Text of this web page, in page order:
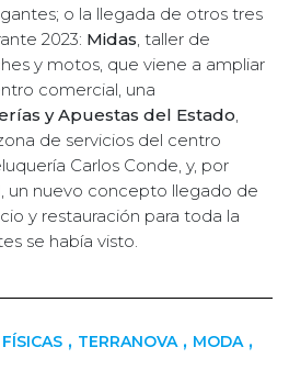
o la llegada de otros tres
2023: Midas , taller de
y motos, que viene a ampliar
comercial, una
y Apuestas del Estado
de servicios del centro
Carlos Conde, y, por
, un nuevo concepto llegado de
y restauración para toda la
se había visto.
, TERRANOVA , MODA ,